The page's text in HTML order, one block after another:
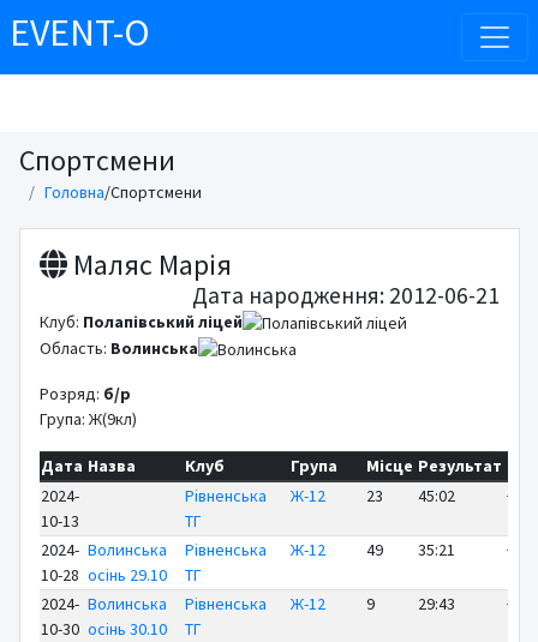
EVENT-O
Спортсмени
Головна/Спортсмени
Маляс Марія
Дата народження: 2012-06-21
Клуб: Полапівський ліцей
Область: Волинська
Розряд: б/р
Група: Ж(9кл)
Дата Назва Клуб Група Місце Результат
2024-
10-13
Рівненська
ТГ
Ж-12 23 45:02
2024-
10-28
Волинська
осінь 29.10
Рівненська
ТГ
Ж-12 49 35:21
2024-
10-30
Волинська
осінь 30.10
Рівненська
ТГ
Ж-12 9 29:43